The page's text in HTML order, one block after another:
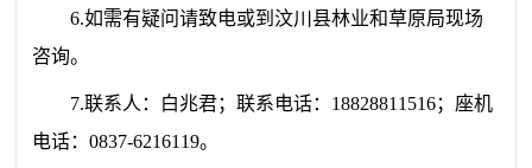
6.如需有疑问请致电或到汶川县林业和草原局现场
咨询。
7.联系人：白兆君；联系电话： 18828811516；座机
电话：0837-6216119。